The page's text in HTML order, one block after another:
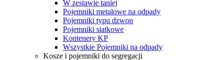
W zestawie taniej
Pojemniki metalowe na odpady
Pojemniki typu dzwon
Pojemniki siatkowe
Kontenery KP
Wszystkie Pojemniki na odpady
Kosze i pojemniki do segregacji